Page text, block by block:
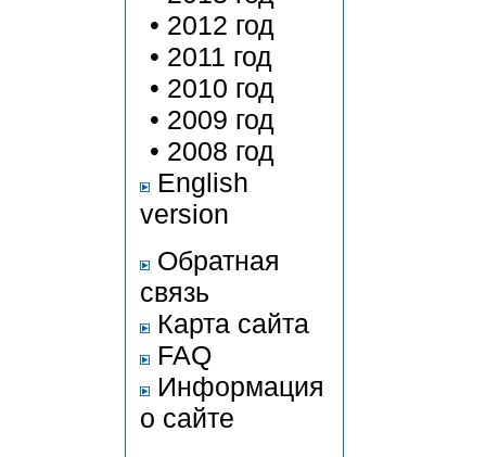
• 2012 год
• 2011 год
• 2010 год
• 2009 год
• 2008 год
English
version
Обратная
связь
Карта сайта
FAQ
Информация
о сайте